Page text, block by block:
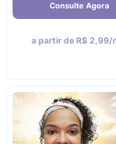
Consulte Agora
a partir de R$ 2,99/